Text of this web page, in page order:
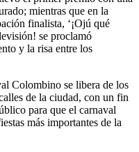
mientras que en la
finalista, ‘¡Ojú qué
se proclamó
y la risa entre los
Colombino se libera de los
de la ciudad, con un fin
para que el carnaval
más importantes de la